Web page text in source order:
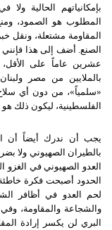
بإمكانياتهم الحالية
المطلوب هو الصمود،
المقاومة مشتعلة، ونقل
الصنع. أضف إلى هذا فإنني
عشرين عاماً على
بالملايين من مصر
«سلمياً»، من دون أي
الفلسطينية، ليكون ذلك
يجب أن ندرك أيضاً أن
بالطيران الصهيوني ولا
العدو الصهيوني في الغزو
الحدود أصبحت فكرة
لحم العدو في أظافر
والشجاعة والمقاومة،
البري لن يكسر إرادة